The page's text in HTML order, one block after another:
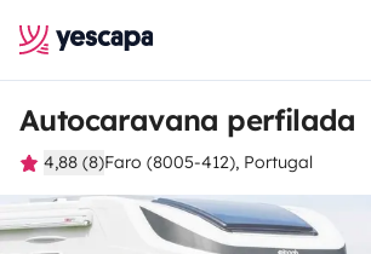
Autocaravana perfilada
4,88 (8)Faro (8005-412), Portugal